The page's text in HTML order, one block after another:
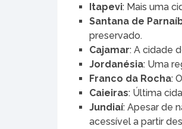
Itapevi: Mais uma
Santana de
preservado.
Cajamar: A cidade
Jordanésia: Uma
Franco da Rocha:
Caieiras: Última
Jundiaí: Apesar de
acessível a partir